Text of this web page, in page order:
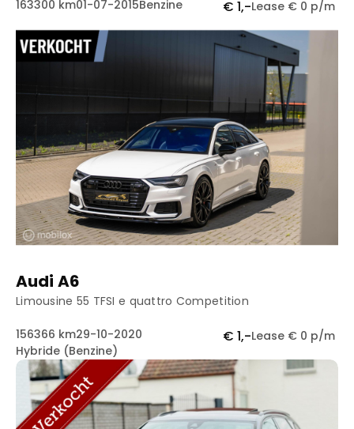
163300 km01-07-2015Benzine € 1,-Lease € 0 p/m
Audi A6
Limousine 55 TFSI e quattro Competition
156366 km29-10-2020
Hybride (Benzine)
€ 1,-Lease € 0 p/m